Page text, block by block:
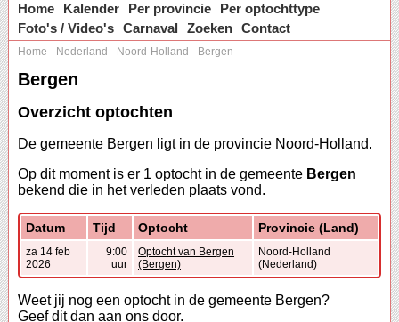
Home
Kalender Per provincie
Per optochttype
Foto's / Video's Carnaval Zoeken Contact
Home - Nederland - Noord-Holland - Bergen
Bergen
Overzicht optochten
De gemeente Bergen ligt in de provincie Noord-Holland.
Op dit moment is er 1 optocht in de gemeente Bergen
bekend die in het verleden plaats vond.
Datum Tijd Optocht Provincie (Land)
za 14 feb
2026
9:00
uur
Optocht van Bergen
(Bergen)
Noord-Holland
(Nederland)
Weet jij nog een optocht in de gemeente Bergen?
Geef dit dan aan ons door.